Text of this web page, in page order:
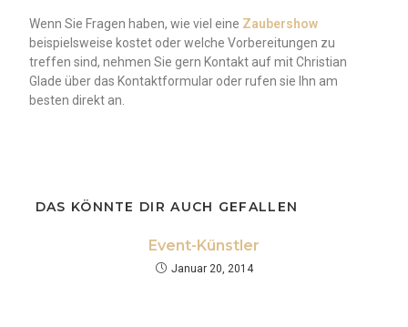
Wenn Sie Fragen haben, wie viel eine Zaubershow
beispielsweise kostet oder welche Vorbereitungen zu
treffen sind, nehmen Sie gern Kontakt auf mit Christian
Glade über das Kontaktformular oder rufen sie Ihn am
besten direkt an.
DAS KÖNNTE DIR AUCH GEFALLEN
Event-Künstler
Januar 20, 2014